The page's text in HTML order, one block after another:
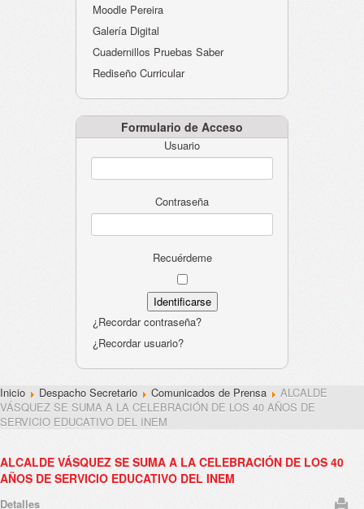
Moodle Pereira
Galería Digital
Cuadernillos Pruebas Saber
Rediseño Curricular
Formulario de Acceso
Usuario
Contraseña
Recuérdeme
¿Recordar contraseña?
¿Recordar usuario?
Inicio Despacho Secretario Comunicados de Prensa
ALCALDE
VÁSQUEZ SE SUMA A LA CELEBRACIÓN DE LOS 40 AÑOS DE
SERVICIO EDUCATIVO DEL INEM
ALCALDE VÁSQUEZ SE SUMA A LA CELEBRACIÓN DE LOS 40
AÑOS DE SERVICIO EDUCATIVO DEL INEM
Detalles